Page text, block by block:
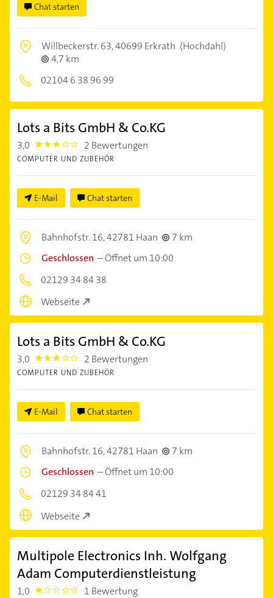
Chat starten
Willbeckerstr. 63,40699 Erkrath (Hochdahl)
4,7 km
02104 6 38 96 99
Lots a Bits GmbH & Co.KG
3,0 3.0 2 Bewertungen
COMPUTER UND ZUBEHÖR
E-Mail Chat starten
Bahnhofstr. 16,42781 Haan
7 km
Geschlossen –Öffnet um 10:00
02129 34 84 38
Webseite
Lots a Bits GmbH & Co.KG
3,0 3.0 2 Bewertungen
COMPUTER UND ZUBEHÖR
E-Mail Chat starten
Bahnhofstr. 16,42781 Haan
7 km
Geschlossen –Öffnet um 10:00
02129 34 84 41
Webseite
Multipole Electronics Inh. Wolfgang
Adam Computerdienstleistung
1,0 1.0 1 Bewertung